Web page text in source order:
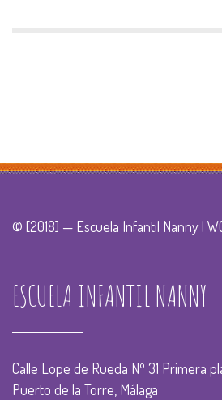
© [2018] — Escuela Infantil Nanny |
ESCUELA INFANTIL NANNY
Calle Lope de Rueda Nº 31 Primera
Puerto de la Torre, Málaga